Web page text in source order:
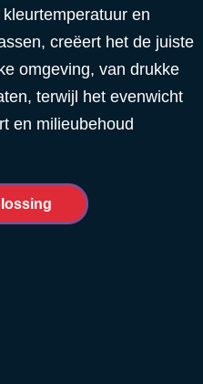
en
creëert het de juiste
omgeving, van drukke
terwijl het evenwicht
en milieubehoud